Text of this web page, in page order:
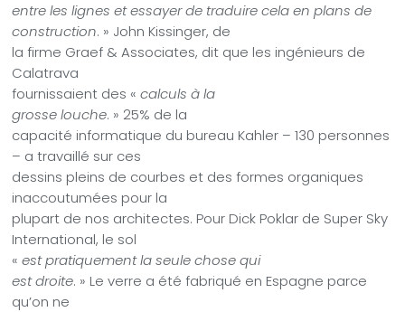
entre les lignes et essayer de traduire cela en plans de
construction. » John Kissinger, de
la firme Graef & Associates, dit que les ingénieurs de
Calatrava
fournissaient des «calculs à la
grosse louche. » 25% de la
capacité informatique du bureau Kahler – 130 personnes
– a travaillé sur ces
dessins pleins de courbes et des formes organiques
inaccoutumées pour la
plupart de nos architectes. Pour Dick Poklar de Super Sky
International, le sol
«est pratiquement la seule chose qui
est droite. » Le verre a été fabriqué en Espagne parce
qu’on ne